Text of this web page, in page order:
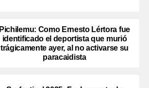
Pichilemu: Como Ernesto Lértora fue
identificado el deportista que murió
trágicamente ayer, al no activarse su
paracaidista